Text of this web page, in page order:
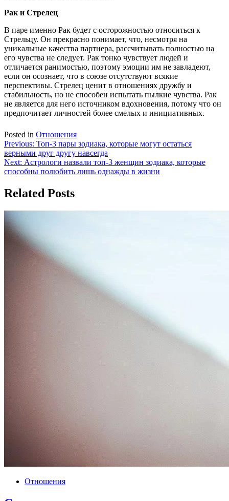
Рак и Стрелец
В паре именно Рак будет с осторожностью относиться к
Стрельцу. Он прекрасно понимает, что, несмотря на
уникальные качества партнера, рассчитывать полностью на
его чувства не следует. Рак тонко чувствует людей и
отличается ранимостью, поэтому эмоции им не завладеют,
если он осознает, что в союзе отсутствуют всякие
перспективы. Стрелец ценит в отношениях дружбу и
стабильность, но не способен испытать пылкие чувства. Рак
не является для него источником вдохновения, потому что он
предпочитает личностей более смелых и инициативных.
Posted in Отношения
Навигация
по
записям
Previous: Топ-3 пары зодиака, которые могут остаться
верными друг другу навсегда
Next: Астрологи назвали топ-3 женщин зодиака, которые
способны полюбить лишь однажды в жизни
Related Posts
Отношения